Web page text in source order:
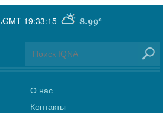
GMT-19:33:15 8.99°
,
О нас
Контакты